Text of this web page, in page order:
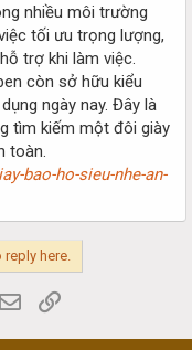
nhiều môi trường
tối ưu trọng lượng,
trợ khi làm việc.
còn sở hữu kiểu
ngày nay. Đây là
tìm kiếm một đôi giày
toàn.
bao-ho-sieu-nhe-an-
here.
Email